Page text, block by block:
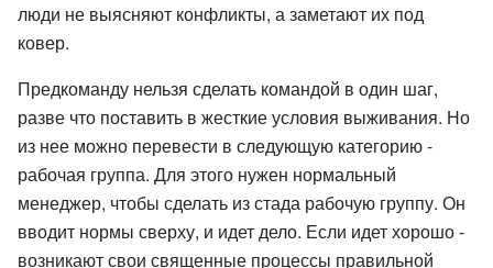
люди не выясняют конфликты, а заметают их под
ковер.
Предкоманду нельзя сделать командой в один шаг,
разве что поставить в жесткие условия выживания. Но
из нее можно перевести в следующую категорию -
рабочая группа. Для этого нужен нормальный
менеджер, чтобы сделать из стада рабочую группу. Он
вводит нормы сверху, и идет дело. Если идет хорошо -
возникают свои священные процессы правильной